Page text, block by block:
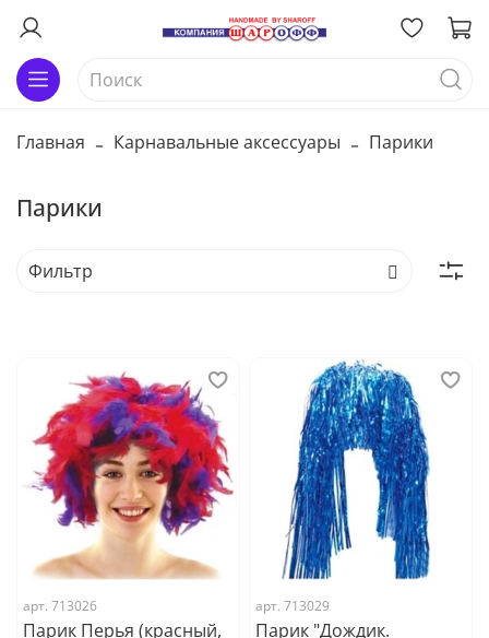
Главная Карнавальные аксессуары Парики
Парики
арт. 713026
Парик Перья (красный,
арт. 713029
Парик "Дождик.